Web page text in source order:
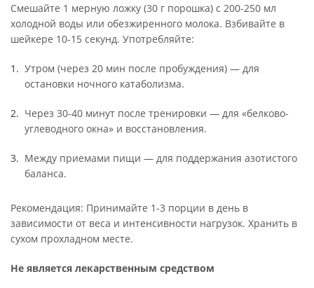
Смешайте 1 мерную ложку (30 г порошка) с 200-250 мл
холодной воды или обезжиренного молока. Взбивайте в
шейкере 10-15 секунд. Употребляйте:
Утром (через 20 мин после пробуждения) — для
остановки ночного катаболизма.
Через 30-40 минут после тренировки — для «белково-
углеводного окна» и восстановления.
Между приемами пищи — для поддержания азотистого
баланса.
Рекомендация: Принимайте 1-3 порции в день в
зависимости от веса и интенсивности нагрузок. Хранить в
сухом прохладном месте.
Не является лекарственным средством